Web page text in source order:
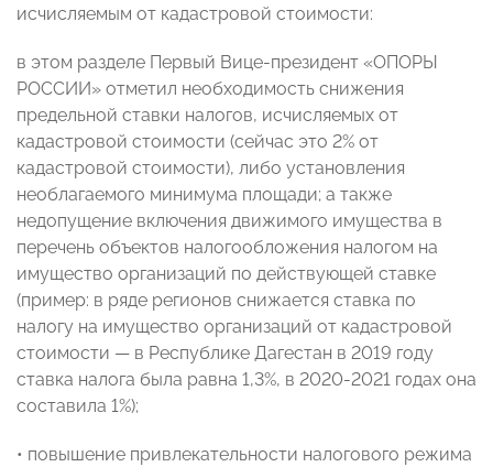
исчисляемым от кадастровой стоимости:
в этом разделе Первый Вице-президент «ОПОРЫ
РОССИИ» отметил необходимость снижения
предельной ставки налогов, исчисляемых от
кадастровой стоимости (сейчас это 2% от
кадастровой стоимости), либо установления
необлагаемого минимума площади; а также
недопущение включения движимого имущества в
перечень объектов налогообложения налогом на
имущество организаций по действующей ставке
(пример: в ряде регионов снижается ставка по
налогу на имущество организаций от кадастровой
стоимости — в Республике Дагестан в 2019 году
ставка налога была равна 1,3%, в 2020-2021 годах она
составила 1%);
• повышение привлекательности налогового режима